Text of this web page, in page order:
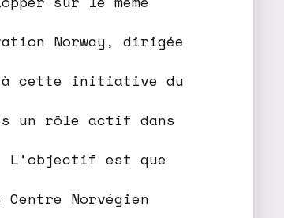
Norway, dirigée
à cette initiative du
un rôle actif dans
L’objectif est que
Norvégien